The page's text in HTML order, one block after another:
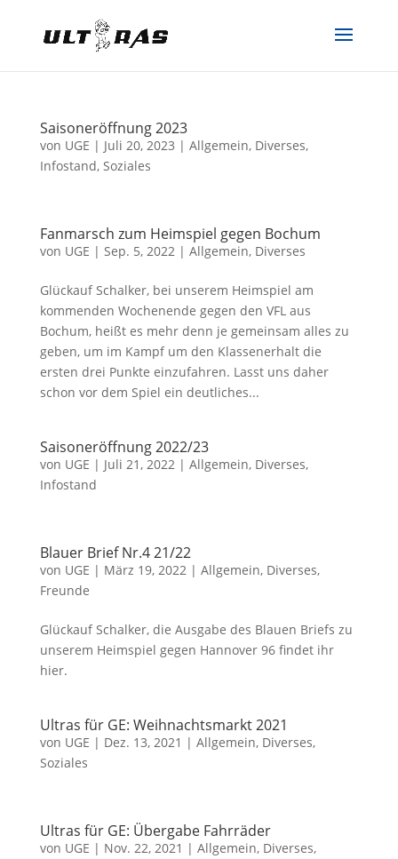
Saisoneröffnung 2023
von UGE | Juli 20, 2023 | Allgemein, Diverses,
Infostand, Soziales
Fanmarsch zum Heimspiel gegen Bochum
von UGE | Sep. 5, 2022| Allgemein, Diverses
Glückauf Schalker, bei unserem Heimspiel am
kommenden Wochenende gegen den VFL aus
Bochum, heißt es mehr denn je gemeinsam alles zu
geben, um im Kampf um den Klassenerhalt die
ersten drei Punkte einzufahren. Lasst uns daher
schon vor dem Spiel ein deutliches...
Saisoneröffnung 2022/23
von UGE | Juli 21, 2022| Allgemein, Diverses,
Infostand
Blauer Brief Nr.4 21/22
von UGE | März 19, 2022| Allgemein, Diverses,
Freunde
Glückauf Schalker, die Ausgabe des Blauen Briefs zu
unserem Heimspiel gegen Hannover 96 findet ihr
hier.
Ultras für GE: Weihnachtsmarkt 2021
von UGE | Dez. 13, 2021 | Allgemein, Diverses,
Soziales
Ultras für GE: Übergabe Fahrräder
von UGE | Nov. 22, 2021 | Allgemein, Diverses,